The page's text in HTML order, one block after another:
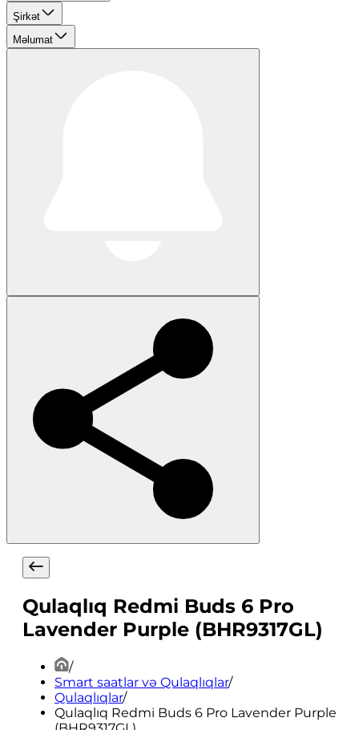
Şirkət
Məlumat
Qulaqlıq Redmi Buds 6 Pro
Lavender Purple (BHR9317GL)
/
Smart saatlar və Qulaqlıqlar/
Qulaqlıqlar/
Qulaqlıq Redmi Buds 6 Pro Lavender Purple